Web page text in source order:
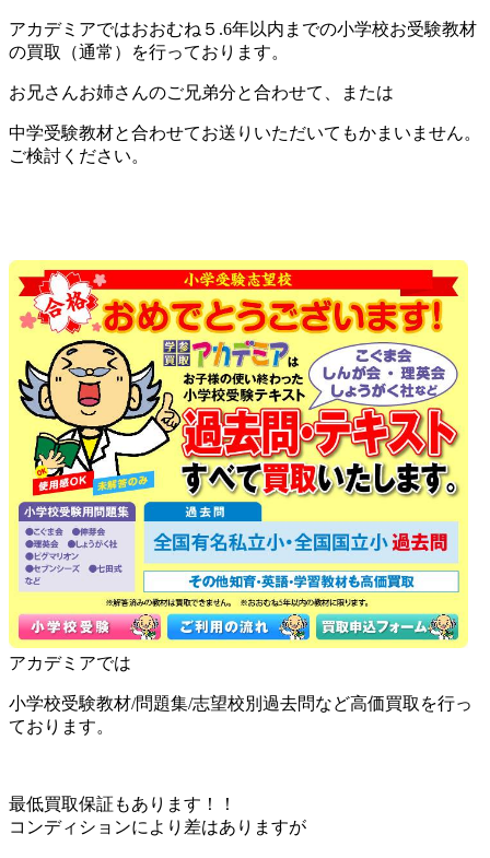
アカデミアではおおむね５.6年以内までの小学校お受験教材
の買取（通常）を行っております。
お兄さんお姉さんのご兄弟分と合わせて、または
中学受験教材と合わせてお送りいただいてもかまいません。
ご検討ください。
アカデミアでは
小学校受験教材/問題集/志望校別過去問など高価買取を行っ
ております。
最低買取保証もあります！！
コンディションにより差はありますが